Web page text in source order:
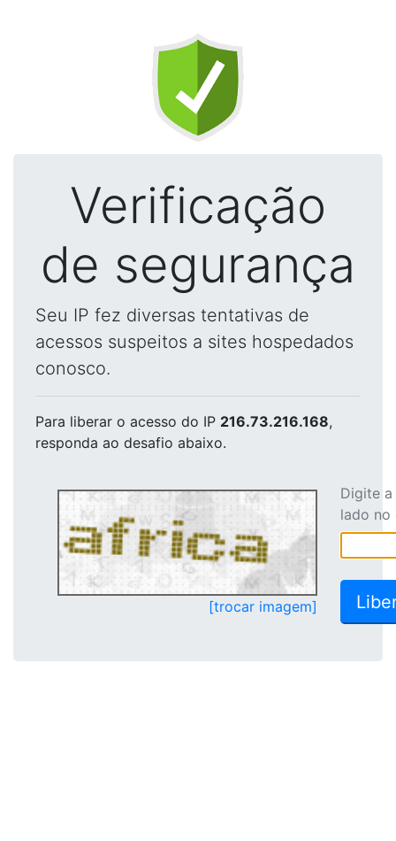
Verificação
de segurança
Seu IP fez diversas tentativas de
acessos suspeitos a sites hospedados
conosco.
Para liberar o acesso do IP 216.73.216.168,
responda ao desafio abaixo.
[trocar imagem]
Digite
lado no